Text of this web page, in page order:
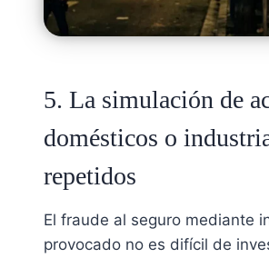
5. La simulación de
domésticos o
repetidos
El fraude al seguro mediante
provocado no es difícil de